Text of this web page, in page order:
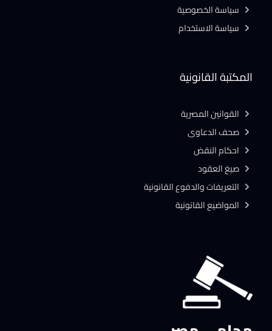
المكتبة القانونية
القوانين المصرية
صحف الدعاوى
احكام النقض
صيغ العقود
التعريفات والدفوع القانونية
المواضيع القانونية
سياسة الخصوصية
سياسة الاستخدام